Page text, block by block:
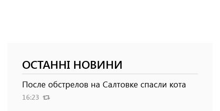
ОСТАННІ НОВИНИ
После обстрелов на Салтовке спасли кота
16:23